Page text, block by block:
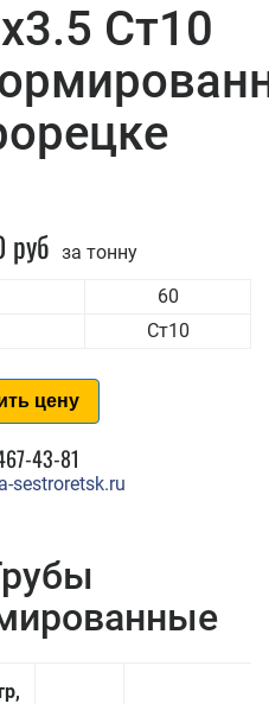
Ст10
руб за тонну
60
Ст10
цену
43-81
sestroretsk.ru